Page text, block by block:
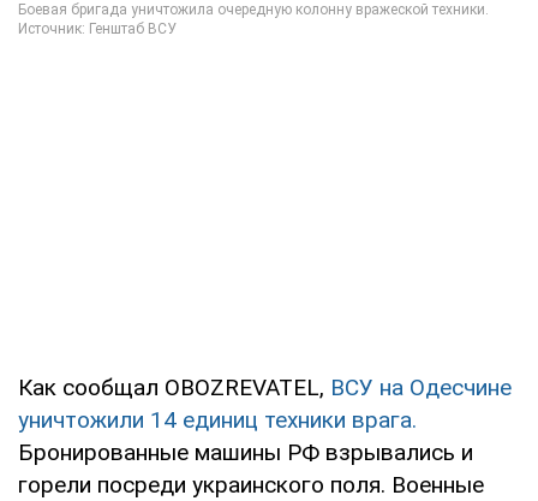
Как сообщал OBOZREVATEL, ВСУ на Одесчине
уничтожили 14 единиц техники врага.
Бронированные машины РФ взрывались и
горели посреди украинского поля. Военные